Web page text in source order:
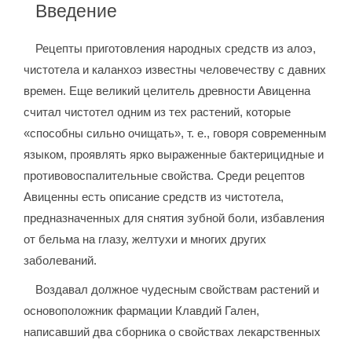
Введение
Рецепты приготовления народных средств из алоэ,
чистотела и каланхоэ известны человечеству с давних
времен. Еще великий целитель древности Авиценна
считал чистотел одним из тех растений, которые
«способны сильно очищать», т. е., говоря современным
языком, проявлять ярко выраженные бактерицидные и
противовоспалительные свойства. Среди рецептов
Авиценны есть описание средств из чистотела,
предназначенных для снятия зубной боли, избавления
от бельма на глазу, желтухи и многих других
заболеваний.
Воздавал должное чудесным свойствам растений и
основоположник фармации Клавдий Гален,
написавший два сборника о свойствах лекарственных